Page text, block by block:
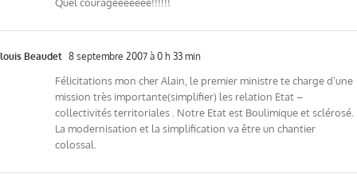
louis Beaudet 8 septembre 2007 à 0 h 33 min
Félicitations mon cher Alain, le premier ministre te charge d’une
mission très importante(simplifier) les relation Etat –
collectivités territoriales . Notre Etat est Boulimique et sclérosé.
La modernisation et la simplification va être un chantier
colossal.